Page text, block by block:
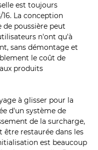
est toujours
La conception
poussière peut
n'ont qu'à
sans démontage et
le coût de
produits
à glisser pour la
d'un système de
de la surcharge,
être restaurée dans les
est beaucoup